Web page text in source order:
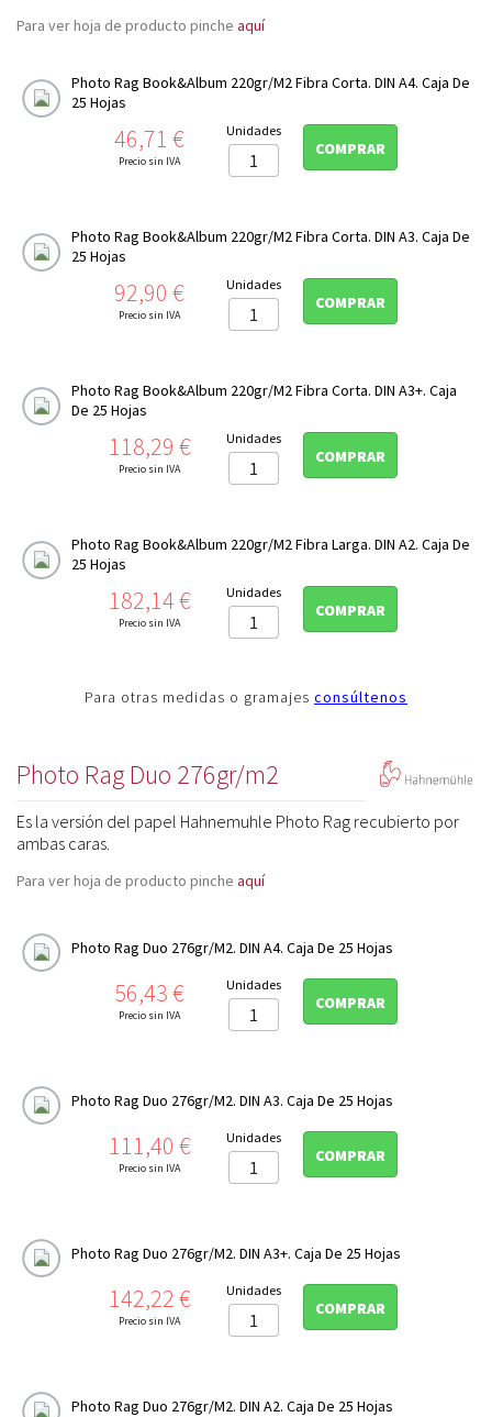
Para ver hoja de producto pinche aquí
Photo Rag Book&Album 220gr/m2 Fibra Corta. DIN A4. Caja De
25 Hojas
Precio
46,71 €
Precio sin IVA
Unidades
COMPRAR
Photo Rag Book&Album 220gr/m2 Fibra Corta. DIN A3. Caja De
25 Hojas
Precio
92,90 €
Precio sin IVA
Unidades
COMPRAR
Photo Rag Book&Album 220gr/m2 Fibra Corta. DIN A3+. Caja
De 25 Hojas
Precio
118,29 €
Precio sin IVA
Unidades
COMPRAR
Photo Rag Book&Album 220gr/m2 Fibra Larga. DIN A2. Caja De
25 Hojas
Precio
182,14 €
Precio sin IVA
Unidades
COMPRAR
Para otras medidas o gramajes consúltenos
Photo Rag Duo 276gr/m2
Es la versión del papel Hahnemuhle Photo Rag recubierto por
ambas caras.
Para ver hoja de producto pinche aquí
Photo Rag Duo 276gr/m2. DIN A4. Caja De 25 Hojas
Precio
56,43 €
Precio sin IVA
Unidades
COMPRAR
Photo Rag Duo 276gr/m2. DIN A3. Caja De 25 Hojas
Precio
111,40 €
Precio sin IVA
Unidades
COMPRAR
Photo Rag Duo 276gr/m2. DIN A3+. Caja De 25 Hojas
Precio
142,22 €
Precio sin IVA
Unidades
COMPRAR
Photo Rag Duo 276gr/m2. DIN A2. Caja De 25 Hojas